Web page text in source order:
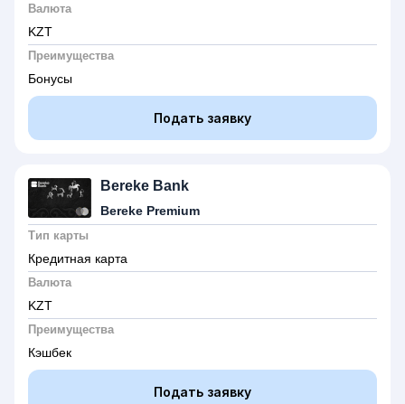
Валюта
KZT
Преимущества
Бонусы
Подать заявку
Bereke Bank
Bereke Premium
Тип карты
Кредитная карта
Валюта
KZT
Преимущества
Кэшбек
Подать заявку